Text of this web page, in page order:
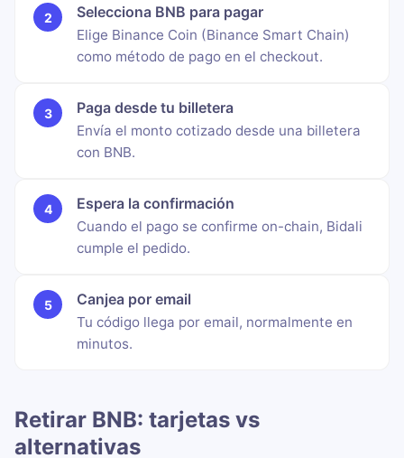
Selecciona BNB para pagar
Elige Binance Coin (Binance Smart Chain)
como método de pago en el checkout.
Paga desde tu billetera
Envía el monto cotizado desde una billetera
con BNB.
Espera la confirmación
Cuando el pago se confirme on-chain, Bidali
cumple el pedido.
Canjea por email
Tu código llega por email, normalmente en
minutos.
Retirar BNB: tarjetas vs
alternativas